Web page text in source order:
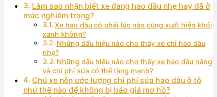
Làm sao nhận biết xe đang hao dầu nhẹ hay đã ở
mức nghiêm trọng?
Xe hao dầu có phải lúc nào cũng xuất hiện khói
xanh không?
Những dấu hiệu nào cho thấy xe chỉ hao dầu
nhẹ?
Những dấu hiệu nào cho thấy xe hao dầu nặng
và chi phí sửa có thể tăng mạnh?
Chủ xe nên ước lượng chi phí sửa hao dầu ô tô
như thế nào để không bị báo giá mơ hồ?